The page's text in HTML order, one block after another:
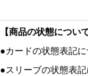
【商品の状態について
●カードの状態表記
●スリーブの状態表